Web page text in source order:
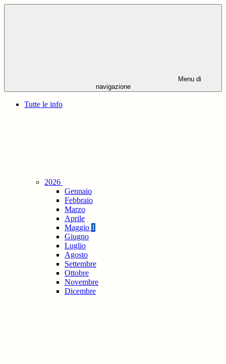
Menu di
navigazione
Tutte le info
2026
Gennaio
Febbraio
Marzo
Aprile
Maggio 1
Giugno
Luglio
Agosto
Settembre
Ottobre
Novembre
Dicembre